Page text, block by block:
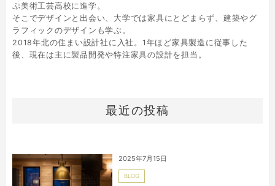
ぷ美術工芸高校に進学。
そこでデザインと出会い、大学では家具にとどまらず、建築やグ
ラフィックのデザインも学ぶ。
2018年北の住まい設計社に入社。1年ほど家具製造に従事した
後、現在は主に製品開発や特注家具の設計を担当。
最近の投稿
2025年7月15日
BLOG